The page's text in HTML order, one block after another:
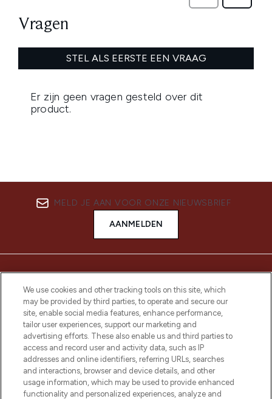
MELD JE AAN VOOR ONZE NIEUWSBRIEF
AANMELDEN
LOOKFANTASTIC is de ultieme online
beautybestemming van Europa, met de
beste huidverzorging, haarproducten en
We use cookies and other tracking tools on this site, which
may be provided by third parties, to operate and secure our
site, enable social media features, enhance performance,
tailor user experiences, support our marketing and
advertising efforts. These also enable us and third parties to
access and record user and activity data, such as IP
addresses and online identifiers, referring URLs, searches
and interactions, browser and device details, and other
usage information, which may be used to provide enhanced
functionality and personalized experiences, analyze and